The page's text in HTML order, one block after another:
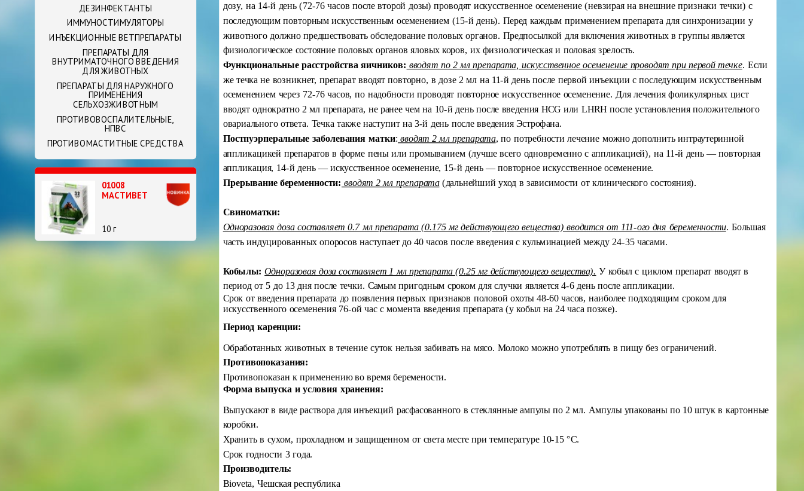
ДЕЗИНФЕКТАНТЫ
ИММУНОСТИМУЛЯТОРЫ
ИНЪЕКЦИОННЫЕ ВЕТПРЕПАРАТЫ
ПРЕПАРАТЫ ДЛЯ
ВНУТРИМАТОЧНОГО ВВЕДЕНИЯ
ДЛЯ ЖИВОТНЫХ
ПРЕПАРАТЫ ДЛЯ НАРУЖНОГО
ПРИМЕНЕНИЯ
СЕЛЬХОЗЖИВОТНЫМ
ПРОТИВОВОСПАЛИТЕЛЬНЫЕ,
НПВС
ПРОТИВОМАСТИТНЫЕ СРЕДСТВА
01008
МАСТИВЕТ
10 г
дозу, на 14-й день (72-76 часов после второй дозы) проводят искусственное осеменение (невзирая на внешние признаки течки) с
последующим повторным искусственным осеменением (15-й день). Перед каждым применением препарата для синхронизации у
животного должно предшествовать обследование половых органов. Предпосылкой для включения животных в группы является
физиологическое состояние половых органов яловых коров, их физиологическая и половая зрелость.
Функциональные расстройства яичников: вводят по 2 мл препарата, искусственное осеменение проводят при первой течке. Если
же течка не возникнет, препарат вводят повторно, в дозе 2 мл на 11-й день после первой инъекции с последующим искусственным
осеменением через 72-76 часов, по надобности проводят повторное искусственное осеменение. Для лечения фоликулярных цист
вводят однократно 2 мл препарата, не ранее чем на 10-й день после введения HCG или LHRH после установления положительного
овариального ответа. Течка также наступит на 3-й день после введения Эстрофана.
Постпуэрперальные заболевания матки: вводят 2 мл препарата, по потребности лечение можно дополнить интраутеринной
аппликацикей препаратов в форме пены или промыванием (лучше всего одновременно с аппликацией), на 11-й день — повторная
аппликация, 14-й день — искусственное осеменение, 15-й день — повторное искусственное осеменение.
Прерывание беременности: вводят 2 мл препарата(дальнейший уход в зависимости от клинического состояния).
Свиноматки:
Одноразовая доза составляет 0.7 мл препарата (0.175 мг действующего вещества) вводится от 111-ого дня беременности. Большая
часть индуцированных опоросов наступает до 40 часов после введения с кульминацией между 24-35 часами.
Кобылы:Одноразовая доза составляет 1 мл препарата (0.25 мг действующего вещества). У кобыл с циклом препарат вводят в
период от 5 до 13 дня после течки. Самым пригодным сроком для случки является 4-6 день после аппликации.
Срок от введения препарата до появления первых признаков половой охоты 48-60 часов, наиболее подходящим сроком для
искусственного осеменения 76-ой час с момента введения препарата (у кобыл на 24 часа позже).
Период каренции:
Обработанных животных в течение суток нельзя забивать на мясо. Молоко можно употреблять в пищу без ограничений.
Противопоказания:
Противопоказан к применению во время беремености.
Форма выпуска и условия хранения:
Выпускают в виде раствора для инъекций расфасованного в стеклянные ампулы по 2 мл. Ампулы упакованы по 10 штук в картонные
коробки.
Хранить в сухом, прохладном и защищенном от света месте при температуре 10-15 °С.
Срок годности 3 года.
Производитель:
Bioveta, Чешская республика